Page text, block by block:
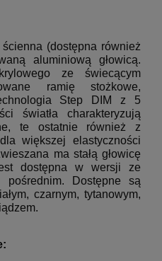
(dostępna również
aluminiową głowicą.
ze świecącym
ramię stożkowe,
Step DIM z 5
światła charakteryzują
te ostatnie również z
większej elastyczności
ma stałą głowicę
dostępna w wersji ze
pośrednim.
Dostępne są
czarnym, tytanowym,